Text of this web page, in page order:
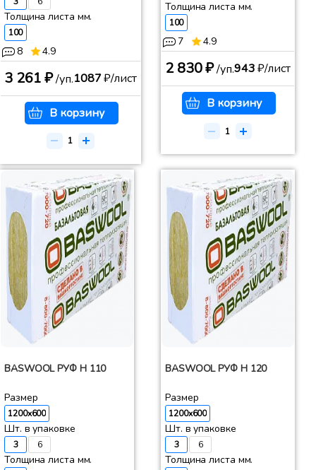
Толщина листа мм.
100
8 4.9
3 261 ₽/уп.1087₽/лист
В корзину
Толщина листа мм.
100
7 4.9
2 830 ₽/уп.943₽/лист
В корзину
BASWOOL РУФ Н 110
Размер
1200x600
Шт. в упаковке
3 6
Толщина листа мм.
BASWOOL РУФ Н 120
Размер
1200x600
Шт. в упаковке
3 6
Толщина листа мм.